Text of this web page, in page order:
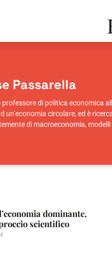
Passarella
di politica economica
circolare, ed è
di macroeconomia,
dominante,
scientifico